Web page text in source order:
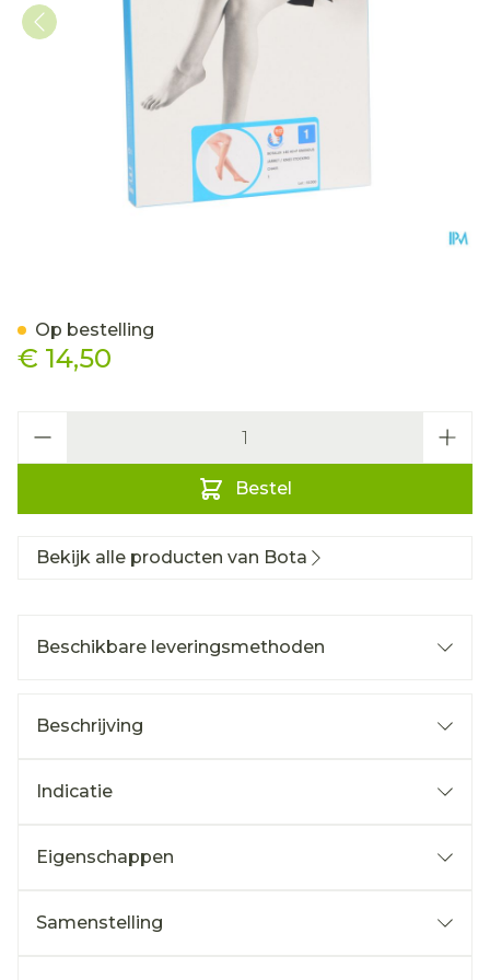
€ 14,50
Bestel
Op bestelling
Bekijk alle producten van Bota
Beschikbare leveringsmethoden
Beschrijving
Indicatie
Eigenschappen
Samenstelling